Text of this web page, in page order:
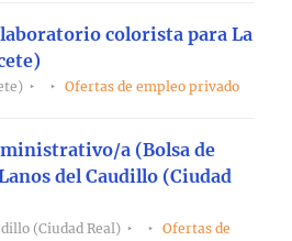
colorista para La
Ofertas de empleo privado
a (Bolsa de
del Caudillo (Ciudad
(Ciudad Real)
Ofertas de